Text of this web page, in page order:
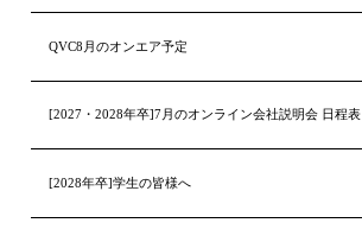
QVC8月のオンエア予定
[2027・2028年卒]7月のオンライン会社説明会 日程表
[2028年卒]学生の皆様へ